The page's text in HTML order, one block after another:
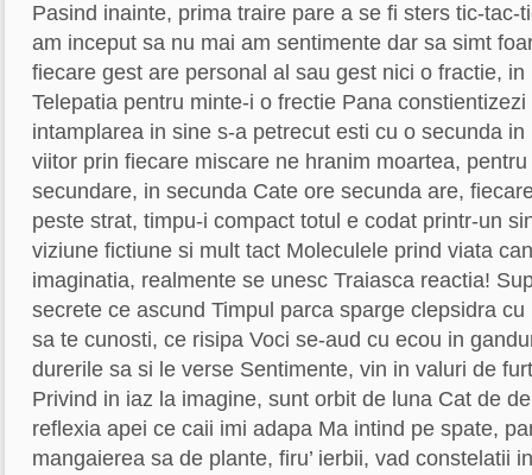
Pasind inainte, prima traire pare a se fi sters tic-tac-
am inceput sa nu mai am sentimente dar sa simt
fiecare gest are personal al sau gest nici o fractie,
Telepatia pentru minte-i o frectie Pana
intamplarea in sine s-a petrecut esti cu o secunda
viitor prin fiecare miscare ne hranim moartea,
secundare, in secunda Cate ore secunda are,
peste strat, timpu-i compact totul e codat printr-un
viziune fictiune si mult tact Moleculele prind viata
imaginatia, realmente se unesc Traiasca reactia!
secrete ce ascund Timpul parca sparge clepsidra
sa te cunosti, ce risipa Voci se-aud cu ecou in
durerile sa si le verse Sentimente, vin in valuri de
Privind in iaz la imagine, sunt orbit de luna Cat de
reflexia apei ce caii imi adapa Ma intind pe spate,
mangaierea sa de plante, firu’ ierbii, vad constelatii